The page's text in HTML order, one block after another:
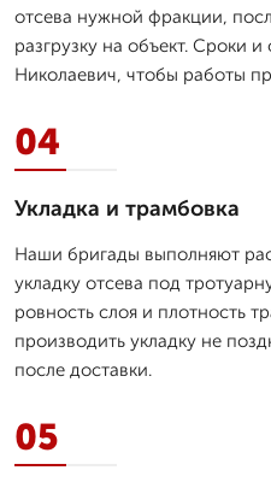
отсевa нужной фракции,
разгрузку на объект. Сроки
Николаевич, чтобы работы
04
Укладка и трамбовка
Наши бригады выполняют
укладку отсевa под
ровность слоя и плотность
производить укладку не
после доставки.
05